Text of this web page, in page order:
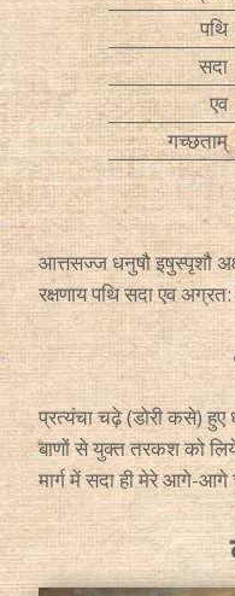
पथि
सदा
एव
गच्छताम्
आत्तसज्ज धनुषौ इषुस्पृशौ
रक्षणाय पथि सदा एव
प्रत्यंचा चढ़े (डोरी कसे)
बाणों से युक्त तरकश को लिये
मार्ग में सदा ही मेरे आगे-